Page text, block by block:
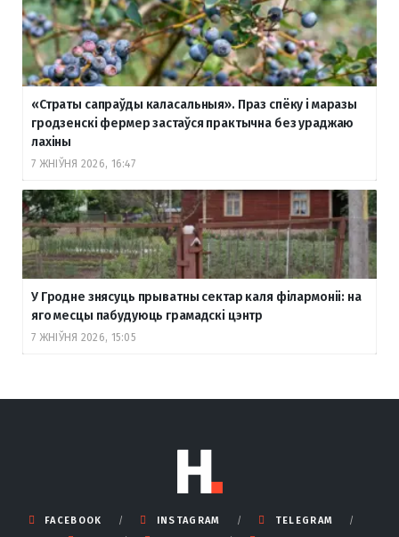
«Страты сапраўды каласальныя». Праз спёку і маразы
гродзенскі фермер застаўся практычна без ураджаю
лахіны
7 ЖНІЎНЯ 2026, 16:47
У Гродне знясуць прыватны сектар каля філармоніі: на
яго месцы пабудуюць грамадскі цэнтр
7 ЖНІЎНЯ 2026, 15:05
FACEBOOK INSTAGRAM
TELEGRAM